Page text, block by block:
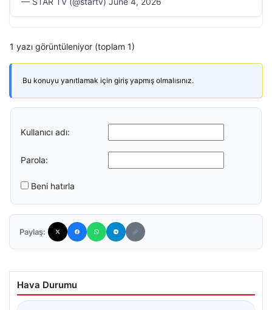
1 yazı görüntüleniyor (toplam 1)
Bu konuyu yanıtlamak için giriş yapmış olmalısınız.
Kullanıcı adı:
Parola:
Beni hatırla
Paylaş:
Hava Durumu